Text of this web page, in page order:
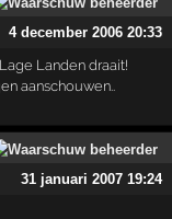
4 december 2006 20:33
Landen draait!
aanschouwen..
31 januari 2007 19:24